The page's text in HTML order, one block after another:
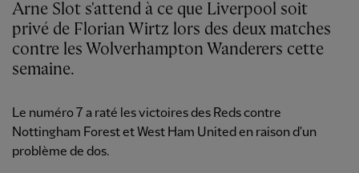
Arne Slot s'attend à ce que Liverpool soit
privé de Florian Wirtz lors des deux matches
contre les Wolverhampton Wanderers cette
semaine.
Le numéro 7 a raté les victoires des Reds contre
Nottingham Forest et West Ham United en raison d'un
problème de dos.